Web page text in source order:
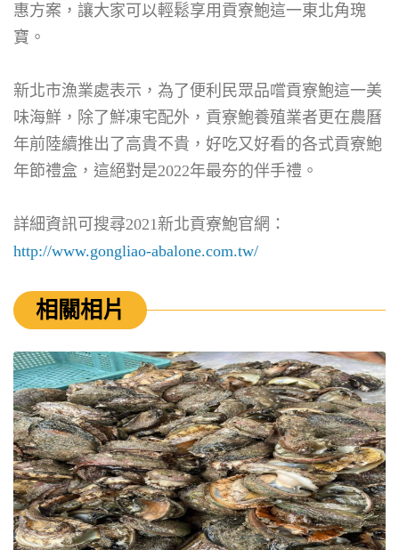
惠方案，讓大家可以輕鬆享用貢寮鮑這一東北角瑰
寶。
新北市漁業處表示，為了便利民眾品嚐貢寮鮑這一美
味海鮮，除了鮮凍宅配外，貢寮鮑養殖業者更在農曆
年前陸續推出了高貴不貴，好吃又好看的各式貢寮鮑
年節禮盒，這絕對是2022年最夯的伴手禮。
詳細資訊可搜尋2021新北貢寮鮑官網：
http://www.gongliao-abalone.com.tw/
相關相片